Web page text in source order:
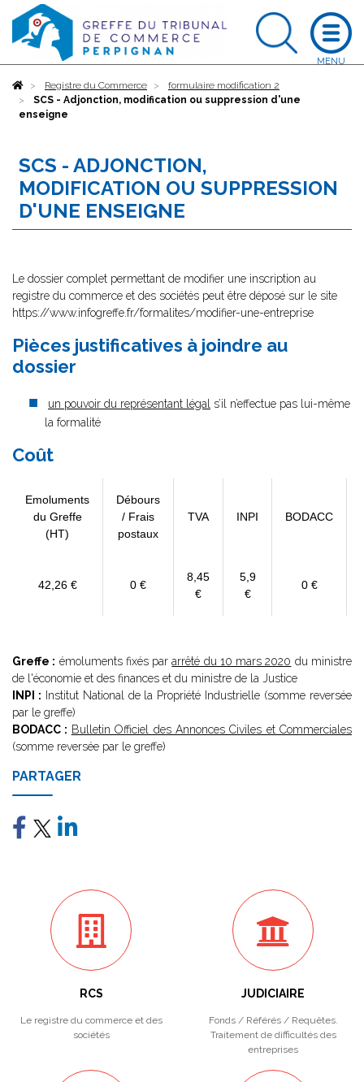
AccueilRegistre du Commerce
formulaire modification 2
SCS - Adjonction, modification ou suppression d'une
enseigne
SCS - ADJONCTION,
MODIFICATION OU SUPPRESSION
D'UNE ENSEIGNE
Le dossier complet permettant de modifier une inscription au
registre du commerce et des sociétés peut être déposé sur le site
https://www.infogreffe.fr/formalites/modifier-une-entreprise
Pièces justificatives à joindre au
dossier
un pouvoir du représentant légal s’il n’effectue pas lui-même
la formalité
Coût
Emoluments
du Greffe
(HT)
Débours
/ Frais
postaux
TVA INPI BODACC
42,26 € 0 €
8,45
€
5,9
€
0 €
Greffe : émoluments fixés pararrêté du 10 mars 2020 du ministre
de l'économie et des finances et du ministre de la Justice
INPI : Institut National de la Propriété Industrielle (somme reversée
par le greffe)
BODACC : Bulletin Officiel des Annonces Civiles et Commerciales
(somme reversée par le greffe)
PARTAGER
RCS
Le registre du commerce et des
sociétés
JUDICIAIRE
Fonds / Référés / Requêtes.
Traitement de difficultés des
entreprises